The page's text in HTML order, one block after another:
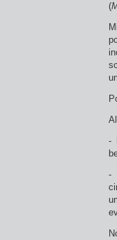
(
-
-